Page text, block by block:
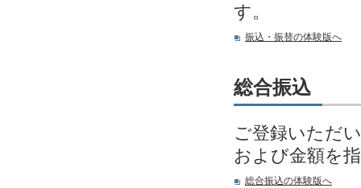
す。
振込・振替の体験版へ
総合振込
ご登録いただ
および金額を
総合振込の体験版へ